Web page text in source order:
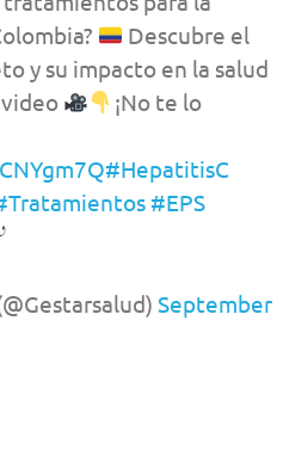
Descubre el
y su impacto en la salud
¡No te lo
#HepatitisC
#EPS
September